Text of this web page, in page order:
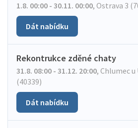
1.8. 00:00 - 30.11. 00:00, Ostrava 3
Dát nabídku
Rekontrukce zděné chaty
31.8. 08:00 - 31.12. 20:00, Chlumec u
(40339)
Dát nabídku